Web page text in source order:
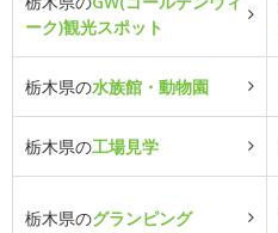
ーク)観光スポット
栃木県の水族館・動物園
栃木県の工場見学
栃木県のグランピング